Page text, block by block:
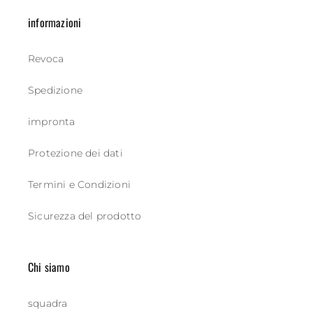
informazioni
Revoca
Spedizione
impronta
Protezione dei dati
Termini e Condizioni
Sicurezza del prodotto
Chi siamo
squadra